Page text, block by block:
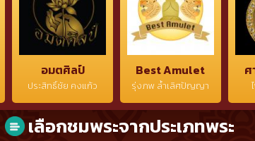
อมตศิลป์
ประสิทธิ์ชัย คงแก้ว
Best Amulet
รุ่งภพ ล้ำเลิศปัญญา
ศ
เลือกชมพระจากประเภทพระ